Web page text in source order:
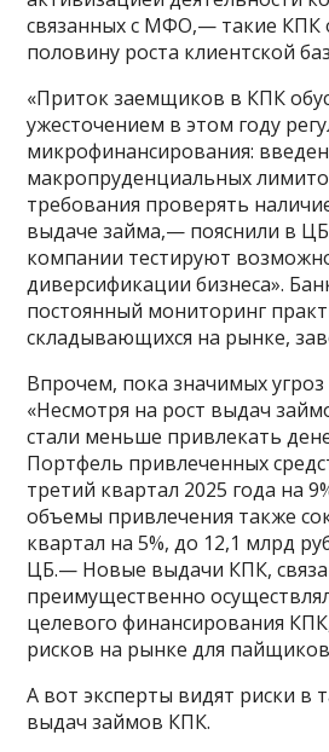
связанных с МФО,— такие КПК
половину роста клиентской
«Приток заемщиков в КПК
ужесточением в этом году
микрофинансирования:
макропруденциальных
требования проверять
выдаче займа,— пояснили в
компании тестируют
диверсификации бизнеса».
постоянный мониторинг
складывающихся на рынке,
Впрочем, пока значимых
«Несмотря на рост выдач
стали меньше привлекать
Портфель привлеченных
третий квартал 2025 года на
объемы привлечения также
квартал на 5%, до 12,1 млрд
ЦБ.— Новые выдачи КПК,
преимущественно
целевого финансирования
рисков на рынке для
А вот эксперты видят риски в
выдач займов КПК.